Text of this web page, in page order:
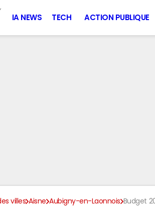
IA NEWS TECH ACTION PUBLIQUE
villes Aisne Aubigny-en-Laonnois Budget